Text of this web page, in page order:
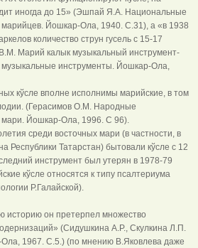
иногда до 15» (Эшпай Я.А. Национальные
Йошкар-Ола, 1940. С.31), а «в 1938
количество струн гусель с 15-17
Марий калык музыкальный инструмент-
инструменты. Йошкар-Ола,
кўсле вполне исполнимы марийские, в том
(Герасимов О.М. Народные
Йошкар-Ола, 1996. С 96).
среди восточных мари (в частности, в
Республики Татарстан) бытовали кўсле с 12
инструмент был утерян в 1978-79
кўсле относятся к типу псалтериума
Р.Галайской).
историю он претерпел множество
(Сидушкина А.Р., Скулкина Л.П.
Ола, 1967. С.5.) (по мнению В.Яковлева даже